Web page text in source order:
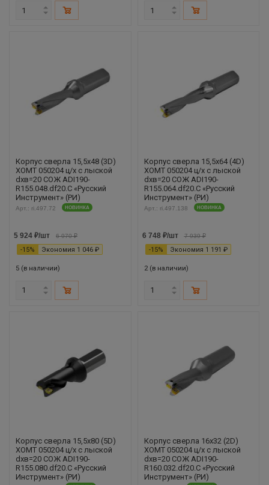
Корпус сверла 15,5х48 (3D)
XOMT 050204 ц/х с лыской
dхв=20 СОЖ ADI190-
R155.048.df20.С «Русский
Инструмент» (РИ)
Арт.: ri.497.72 НОВИНКА
5 924 ₽/шт 6 970₽
-15% Экономия 1 046 ₽
5 (в наличии)
Корпус сверла 15,5х64 (4D)
XOMT 050204 ц/х с лыской
dхв=20 СОЖ ADI190-
R155.064.df20.С «Русский
Инструмент» (РИ)
Арт.: ri.497.138 НОВИНКА
6 748 ₽/шт 7 939₽
-15% Экономия 1 191 ₽
2 (в наличии)
Корпус сверла 15,5х80 (5D)
XOMT 050204 ц/х с лыской
dхв=20 СОЖ ADI190-
R155.080.df20.С «Русский
Инструмент» (РИ)
Корпус сверла 16х32 (2D)
XOMT 050204 ц/х с лыской
dхв=20 СОЖ ADI190-
R160.032.df20.С «Русский
Инструмент» (РИ)